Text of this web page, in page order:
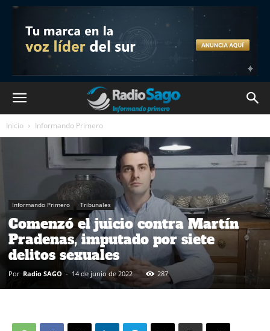
Inicio Informando Primero
Informando Primero Tribunales
Comenzó el juicio contra Martín
Pradenas, imputado por siete
delitos sexuales
Por Radio SAGO - 14 de junio de 2022 287